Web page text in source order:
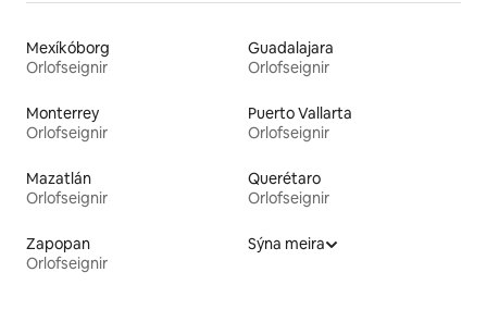
Mexíkóborg
Orlofseignir
Guadalajara
Orlofseignir
Monterrey
Orlofseignir
Puerto Vallarta
Orlofseignir
Mazatlán
Orlofseignir
Querétaro
Orlofseignir
Zapopan
Orlofseignir
Sýna meira